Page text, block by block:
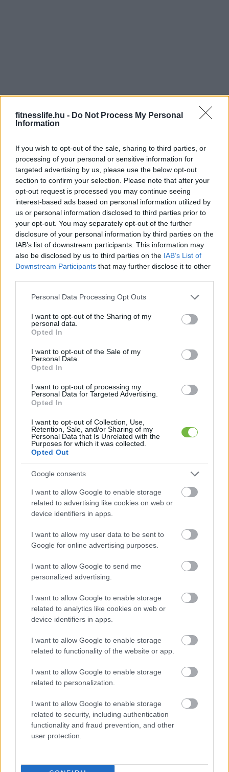
fitnesslife.hu - Do Not Process My Personal
Information
If you wish to opt-out of the sale, sharing to third parties, or
processing of your personal or sensitive information for
targeted advertising by us, please use the below opt-out
section to confirm your selection. Please note that after your
opt-out request is processed you may continue seeing
interest-based ads based on personal information utilized by
us or personal information disclosed to third parties prior to
your opt-out. You may separately opt-out of the further
disclosure of your personal information by third parties on the
IAB’s list of downstream participants. This information may
also be disclosed by us to third parties on the IAB’s List of
Downstream Participants that may further disclose it to other
Please note that this website/app uses one or more Google
not limited to your visit or usage behaviour. You may click to
grant or deny consent to Google and its third-party tags to
use your data for below specified purposes in below Google
consent section.
Personal Data Processing Opt Outs
I want to opt-out of the Sharing of my
personal data.
Opted In
I want to opt-out of the Sale of my
Personal Data.
Opted In
I want to opt-out of processing my
Personal Data for Targeted Advertising.
Opted In
I want to opt-out of Collection, Use,
Retention, Sale, and/or Sharing of my
Personal Data that Is Unrelated with the
Purposes for which it was collected.
Opted Out
Google consents
I want to allow Google to enable storage
related to advertising like cookies on web or
device identifiers in apps.
I want to allow my user data to be sent to
Google for online advertising purposes.
I want to allow Google to send me
personalized advertising.
I want to allow Google to enable storage
related to analytics like cookies on web or
device identifiers in apps.
I want to allow Google to enable storage
related to functionality of the website or app.
I want to allow Google to enable storage
related to personalization.
I want to allow Google to enable storage
related to security, including authentication
functionality and fraud prevention, and other
user protection.
Jojobaolajjal a sötét karikák ellen
Ez pedig nem más, mint ajojobaolaj, ami rendkívül jó
hatással van a bőrödre. Ez a kis csodaszer tele van
olyan ásványi anyagokkal, melyek táplálják, és
kollagéntermelést, így a ráncokkal is képesek felvenni a
harcot. Az olaj gazdag E-vitaminban, linolénsavban és
antioxidánsokban, melyek fiatalítják, feltöltik és
alatt észrevehető változásokat látsz majd magadon –
minden nap, az egész arcra alkalmazva pedig képes
eltüntetni a bőrhibákat, a sebhelyeket, de a száraz bőr
is pihe-puha lesz tőle (ezért érdemes a hidegebb
Ahhoz, hogy te is tapasztalhasd ezeket a csodás
hatásokat, este egy kis vízzel hígítva masszírozd bele
óvatosan a szemed alatti terület bőrébe vagy akár az
egész arcodba és hagyd, hogy szépen felszívódjon.
Reggel pedig a tükörbe nézve meglepődsz majd, milyen
ragyogó és kipihent arc néz vissza rád. Na nem hiszed,
próbáld ki! 😉
Megosztás
Hogyan Tüntessem El A Karikákat A Szemem Alól
Természetes
Ez a 2 összetevő lassítja a szénhidrát-
felszívódást és javítja az emésztést
NEXT